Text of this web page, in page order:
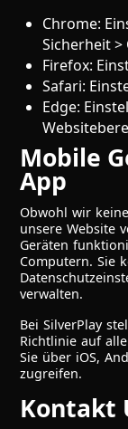
Chrome:
Sicherheit >
Firefox:
Safari:
Edge:
Mobile
App
Obwohl wir
unsere Website
Geräten
Computern. Sie
verwalten.
Bei SilverPlay
Richtlinie auf
Sie über iOS,
zugreifen.
Kontakt